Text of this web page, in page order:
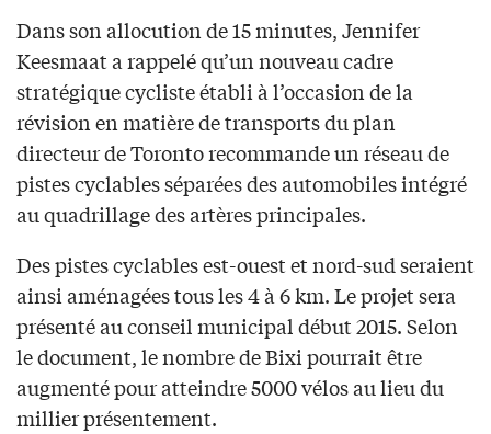
Dans son allocution de 15 minutes, Jennifer
Keesmaat a rappelé qu’un nouveau cadre
stratégique cycliste établi à l’occasion de la
révision en matière de transports du plan
directeur de Toronto recommande un réseau de
pistes cyclables séparées des automobiles intégré
au quadrillage des artères principales.
Des pistes cyclables est-ouest et nord-sud seraient
ainsi aménagées tous les 4 à 6 km. Le projet sera
présenté au conseil municipal début 2015. Selon
le document, le nombre de Bixi pourrait être
augmenté pour atteindre 5000 vélos au lieu du
millier présentement.